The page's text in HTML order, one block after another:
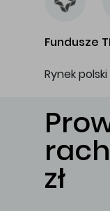
Fundusze
Rynek
zł